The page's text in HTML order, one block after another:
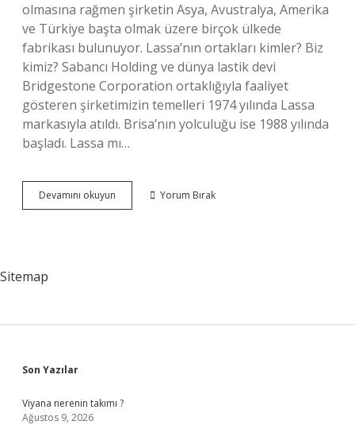
olmasına rağmen şirketin Asya, Avustralya, Amerika
ve Türkiye başta olmak üzere birçok ülkede
fabrikası bulunuyor. Lassa’nın ortakları kimler? Biz
kimiz? Sabancı Holding ve dünya lastik devi
Bridgestone Corporation ortaklığıyla faaliyet
gösteren şirketimizin temelleri 1974 yılında Lassa
markasıyla atıldı. Brisa’nın yolculuğu ise 1988 yılında
başladı. Lassa mı…
Devamını okuyun Bridgestone
Kime
Yorum Bırak
Sitemap
Sidebar
Son Yazılar
Viyana nerenin takımı ?
Ağustos 9, 2026